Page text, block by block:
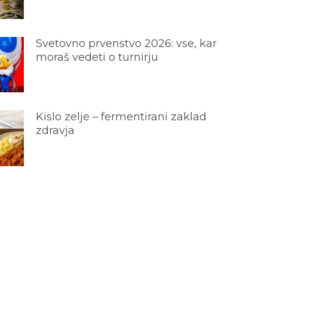
Svetovno prvenstvo 2026: vse, kar
moraš vedeti o turnirju
Kislo zelje – fermentirani zaklad
zdravja